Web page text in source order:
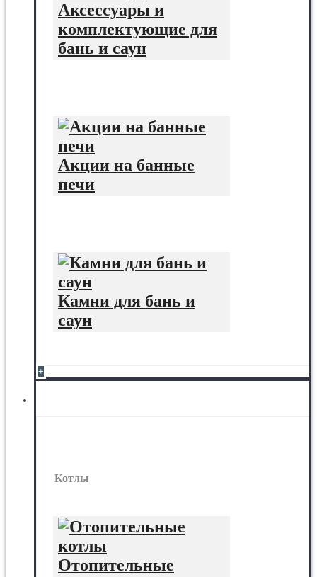
Аксессуары и
комплектующие для
бань и саун
Акции на банные
печи
Камни для бань и
саун
+
Котлы
Отопительные